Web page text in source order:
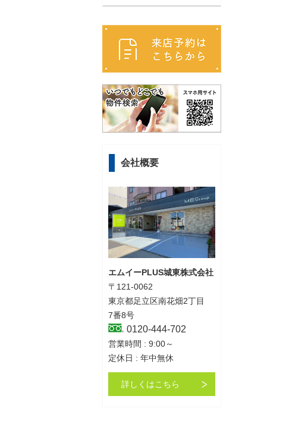
会社概要
エムイーPLUS城東株式会社
〒121-0062
東京都足立区南花畑2丁目
7番8号
0120-444-702
営業時間 : 9:00～
定休日 : 年中無休
詳しくはこちら